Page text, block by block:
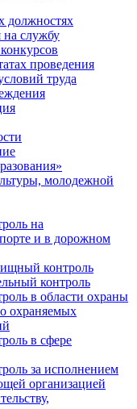
должностях
на службу
проведения
труда
молодежной
на
и в дорожном
контроль
контроль
в области охраны
охраняемых
в сфере
за исполнением
организацией